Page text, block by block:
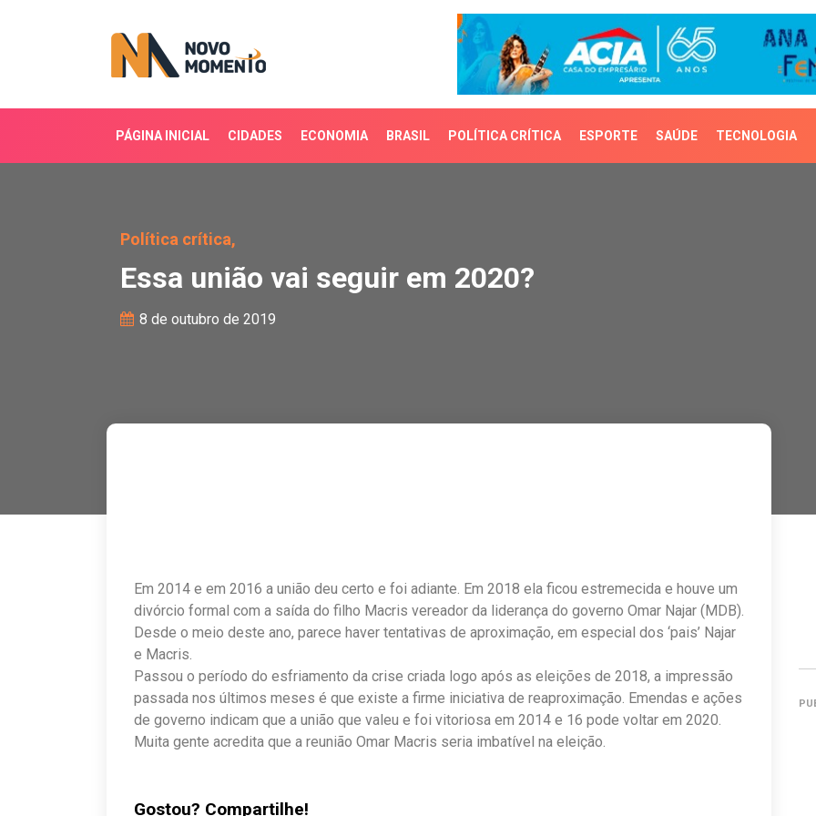
PÁGINA INICIAL CIDADES ECONOMIA BRASIL POLÍTICA CRÍTICA ESPORTE SAÚDE TECNOLOGIA
Política crítica,
Essa união vai seguir em 2020?
8 de outubro de 2019
Em 2014 e em 2016 a união deu certo e foi adiante. Em 2018 ela ficou estremecida e houve um
divórcio formal com a saída do filho Macris vereador da liderança do governo Omar Najar (MDB).
Desde o meio deste ano, parece haver tentativas de aproximação, em especial dos ‘pais’ Najar
e Macris.
Passou o período do esfriamento da crise criada logo após as eleições de 2018, a impressão
passada nos últimos meses é que existe a firme iniciativa de reaproximação. Emendas e ações
de governo indicam que a união que valeu e foi vitoriosa em 2014 e 16 pode voltar em 2020.
Muita gente acredita que a reunião Omar Macris seria imbatível na eleição.
Gostou? Compartilhe!